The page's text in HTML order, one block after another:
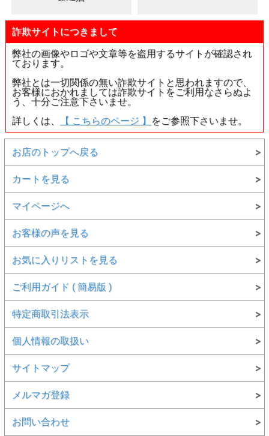
詐欺サイトにつきまして
弊社の画像やロゴや文章等を盗用するサイトが確認され
ております。
弊社とは一切関係の無い詐欺サイトと思われますので、
お客様におかれましては詐欺サイトをご利用なさらぬよ
う、十分ご注意下さいませ。
詳しくは、
【 こちらのページ 】 をご参照下さいませ。
お店のトップへ戻る
カートを見る
マイページへ
お客様の声を見る
お気に入りリストを見る
ご利用ガイド ( 簡易版 )
特定商取引法表示
個人情報の取扱い
サイトマップ
メルマガ登録
お問い合わせ